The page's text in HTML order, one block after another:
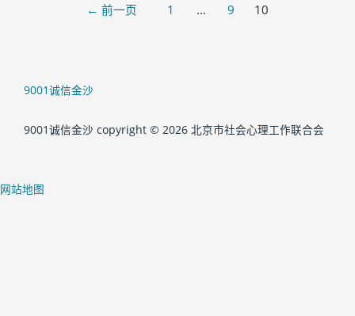
← 前一页 1 … 9 10
9001诚信金沙
9001诚信金沙 copyright © 2026 北京市社会心理工作联合会
网站地图